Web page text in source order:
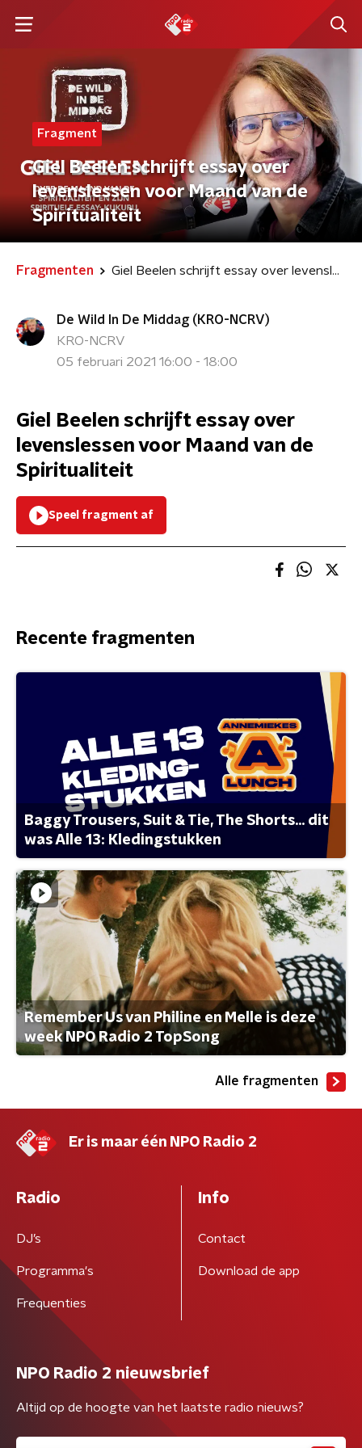
Fragment
Giel Beelen schrijft essay over
levenslessen voor Maand van de
Spiritualiteit
Fragmenten Giel Beelen schrijft essay over levenslessen voor Maand van de Spiritualiteit
De Wild In De Middag (KRO-NCRV)
KRO-NCRV
05 februari 2021 16:00 - 18:00
Giel Beelen schrijft essay over
levenslessen voor Maand van de
Spiritualiteit
Speel fragment af
Recente fragmenten
Baggy Trousers, Suit & Tie, The Shorts... dit
was Alle 13: Kledingstukken
Remember Us van Philine en Melle is deze
week NPO Radio 2 TopSong
Alle fragmenten
Er is maar één NPO Radio 2
Radio
DJ’s
Programma's
Frequenties
Info
Contact
Download de app
NPO Radio 2 nieuwsbrief
Altijd op de hoogte van het laatste radio nieuws?